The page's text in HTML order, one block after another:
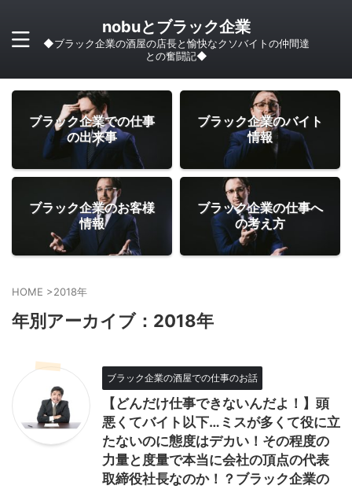
nobuとブラック企業
◆ブラック企業の酒屋の店長と愉快なクソバイトの仲間達
との奮闘記◆
ブラック企業での仕事
の出来事
ブラック企業のバイト
情報
ブラック企業のお客様
情報
ブラック企業の仕事へ
の考え方
HOME >2018年
年別アーカイブ：2018年
ブラック企業の酒屋での仕事のお話
【どんだけ仕事できないんだよ！】頭
悪くてバイト以下…ミスが多くて役に立
たないのに態度はデカい！その程度の
力量と度量で本当に会社の頂点の代表
取締役社長なのか！？ブラック企業の